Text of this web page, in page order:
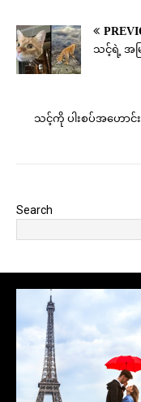
သင့်ရဲ့ အမ
သင့်ကို ပါးစပ်အဟောင်
Search